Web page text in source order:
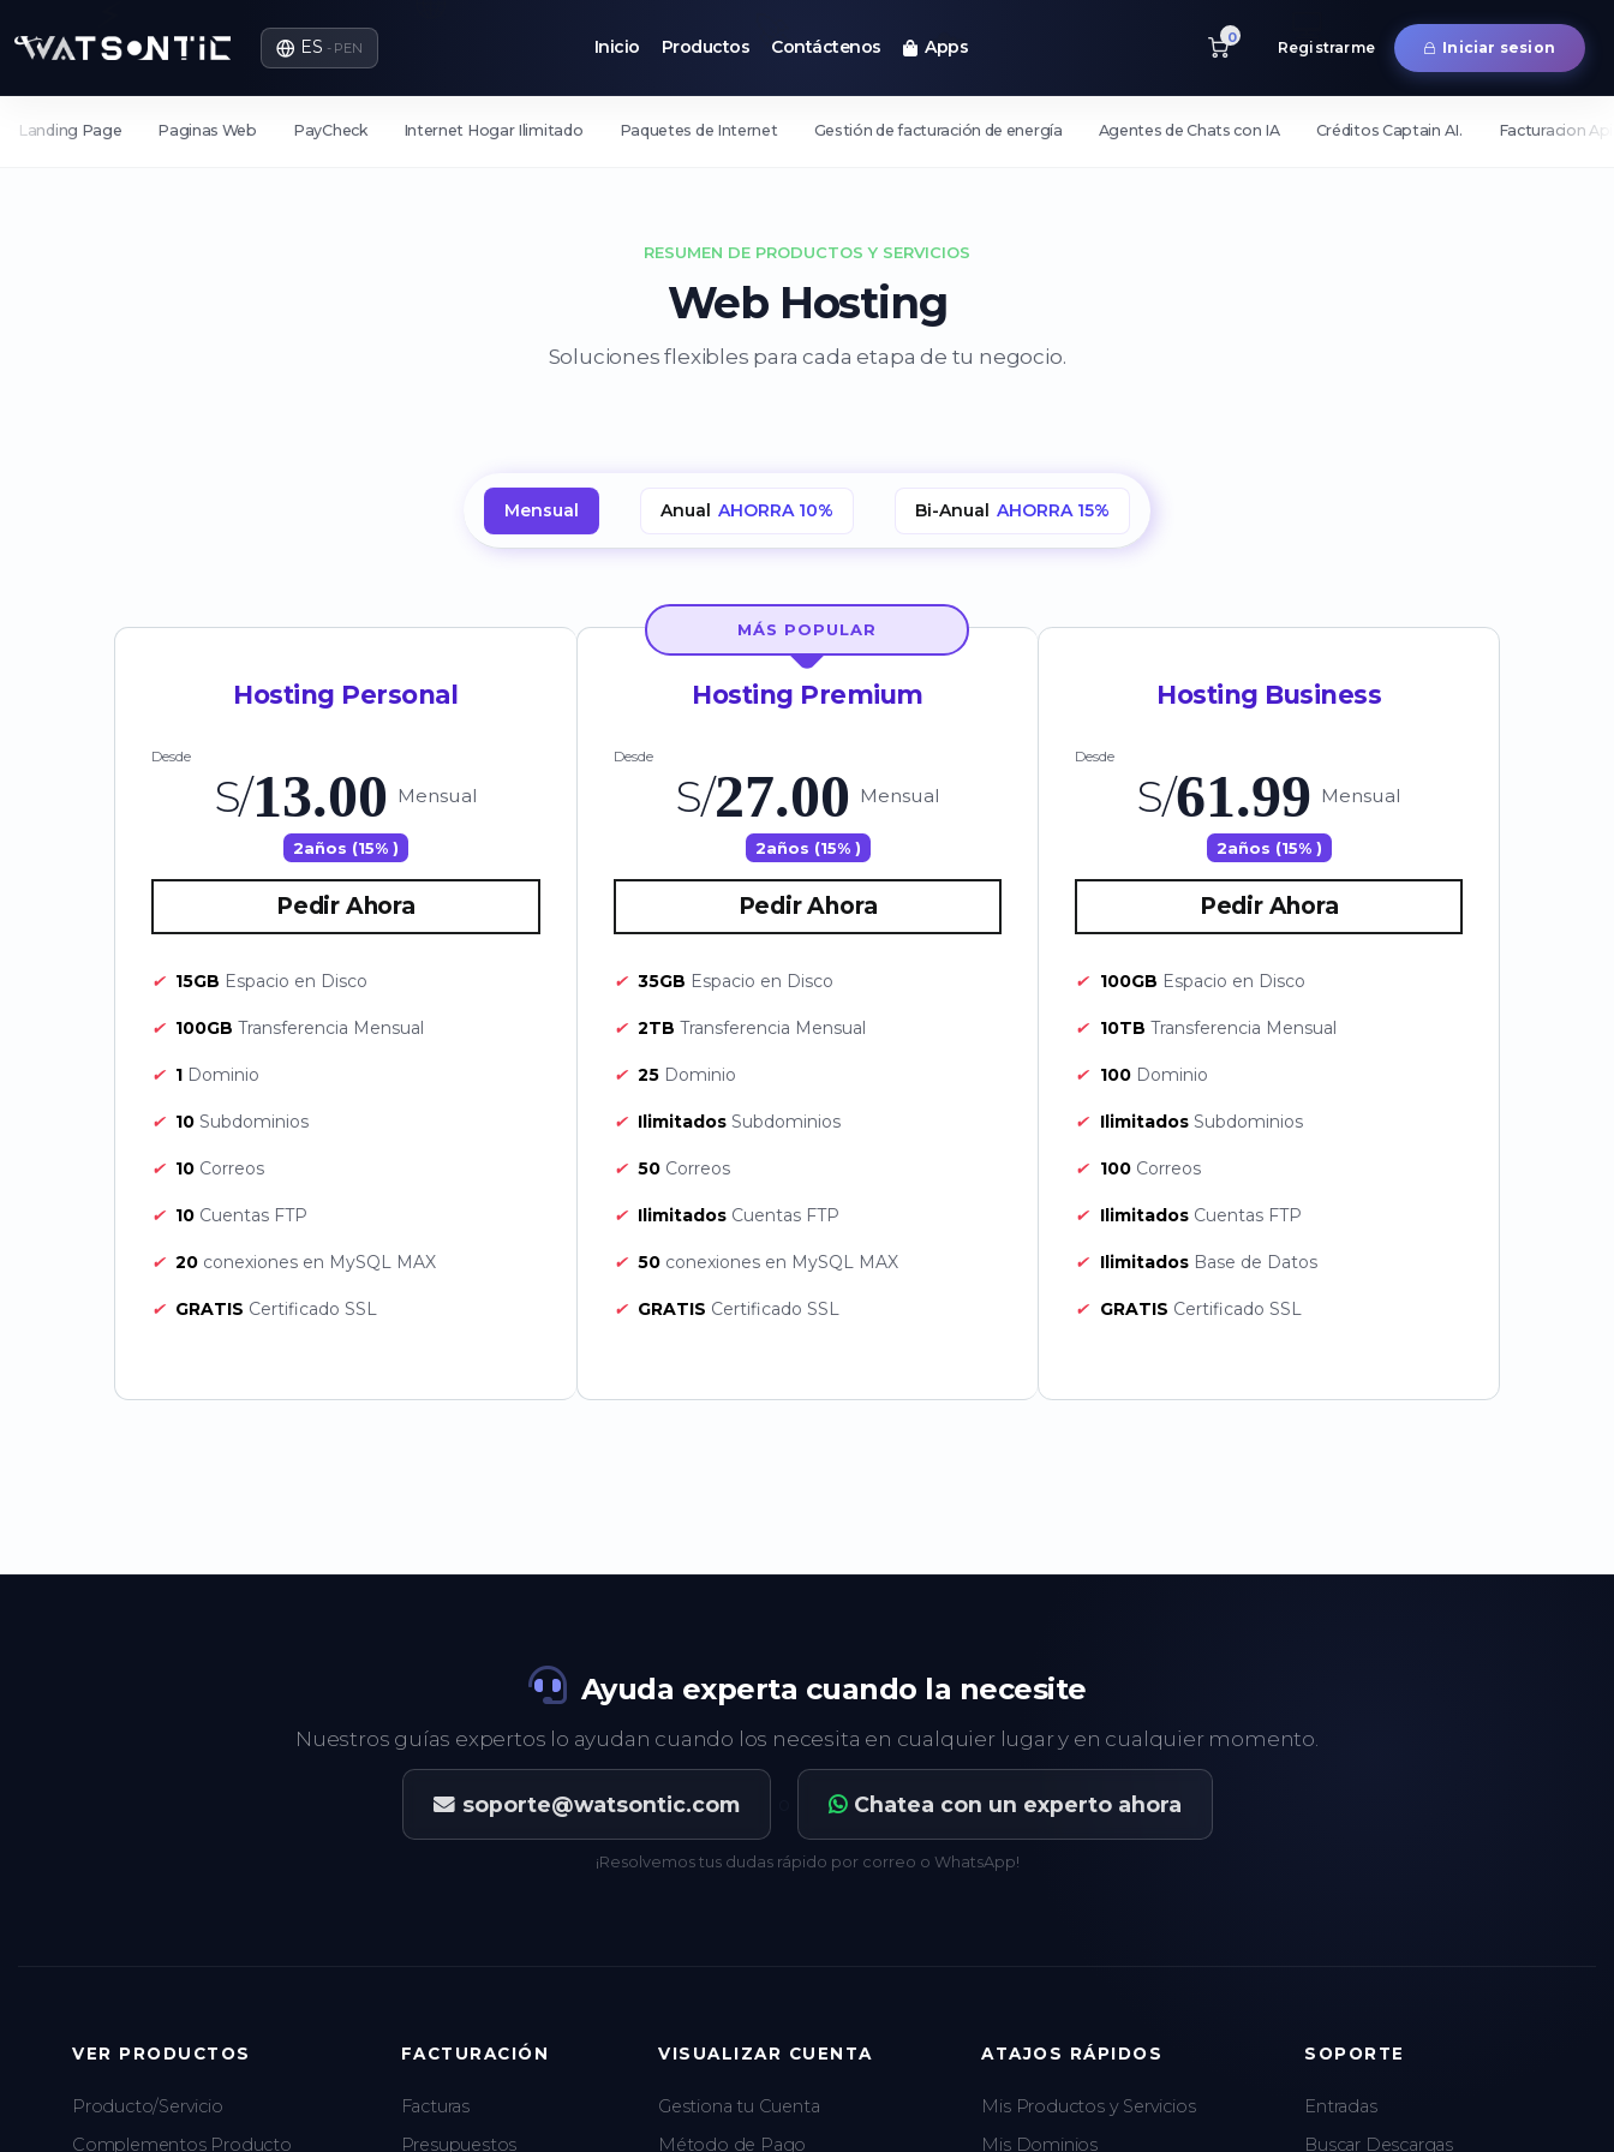
ES - PEN Inicio Productos Contáctenos Apps 0
Registrarme Iniciar sesion
🚀 📡
💻
☁️
Landing Page Paginas Web PayCheck Internet Hogar Ilimitado Paquetes de Internet Gestión de facturación de energía Agentes de Chats con IA Créditos Captain AI. Facturacion
RESUMEN DE PRODUCTOS Y SERVICIOS
Web Hosting
Soluciones flexibles para cada etapa de tu negocio.
Mensual Anual AHORRA 10% Bi-Anual AHORRA 15%
Hosting Personal
Desde
S/13.00 Mensual
2años (15% )
Pedir Ahora
✔ 15GB Espacio en Disco
✔ 100GB Transferencia Mensual
✔ 1 Dominio
✔ 10 Subdominios
✔ 10 Correos
✔ 10 Cuentas FTP
✔ 20 conexiones en MySQL MAX
✔ GRATIS Certificado SSL
MÁS POPULAR
Hosting Premium
Desde
S/27.00 Mensual
2años (15% )
Pedir Ahora
✔ 35GB Espacio en Disco
✔ 2TB Transferencia Mensual
✔ 25Dominio
✔ IlimitadosSubdominios
✔ 50Correos
✔ IlimitadosCuentas FTP
✔ 50conexiones en MySQL MAX
✔ GRATIS Certificado SSL
Hosting Business
Desde
S/61.99 Mensual
2años (15% )
Pedir Ahora
✔ 100GB Espacio en Disco
✔ 10TB Transferencia Mensual
✔ 100Dominio
✔ IlimitadosSubdominios
✔ 100Correos
✔ IlimitadosCuentas FTP
✔ IlimitadosBase de Datos
✔ GRATIS Certificado SSL
Ayuda experta cuando la necesite
Nuestros guías expertos lo ayudan cuando los necesita en cualquier lugar y en cualquier momento.
soporte@watsontic.com Chatea con un experto ahora
¡Resolvemos tus dudas rápido por correo o WhatsApp!
VER PRODUCTOS
Producto/Servicio
Complementos Producto
FACTURACIÓN
Facturas
Presupuestos
VISUALIZAR CUENTA
Gestiona tu Cuenta
Método de Pago
ATAJOS RÁPIDOS
Mis Productos y Servicios
Mis Dominios
SOPORTE
Entradas
Buscar Descargas